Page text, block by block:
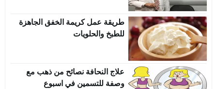
طريقة عمل كريمة الخفق الجاهزة
للطبخ والحلويات
علاج النحافة نصائح من ذهب مع
وصفة للتسمين في اسبوع